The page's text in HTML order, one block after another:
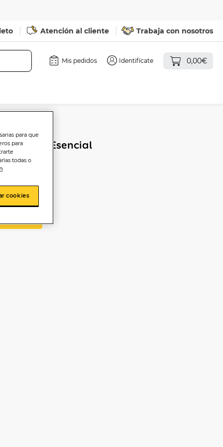
Atención al cliente Trabaja con nosotros
Mis pedidos Identifícate 0,00€
lavados Esencial
para que
para
todas o
cookies